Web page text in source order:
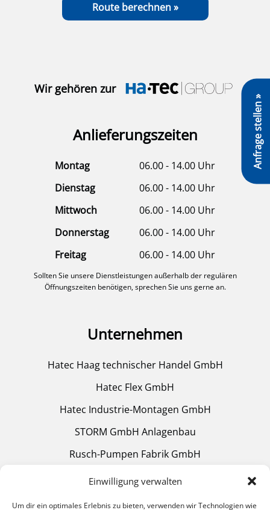
Einwilligung verwalten
Um dir ein optimales Erlebnis zu bieten, verwenden wir Technologien wie
Anfrage stellen »
Route berechnen »
Wir gehören zur
Anlieferungszeiten
Montag
06.00 - 14.00 Uhr
Dienstag
06.00 - 14.00 Uhr
Mittwoch
06.00 - 14.00 Uhr
Donnerstag
06.00 - 14.00 Uhr
Freitag
06.00 - 14.00 Uhr
Sollten Sie unsere Dienstleistungen außerhalb der regulären
Öffnungszeiten benötigen, sprechen Sie uns gerne an.
Unternehmen
Hatec Haag technischer Handel GmbH
Hatec Flex GmbH
Hatec Industrie-Montagen GmbH
STORM GmbH Anlagenbau
Rusch-Pumpen Fabrik GmbH
Mülheimer Glühtechnik GmbH